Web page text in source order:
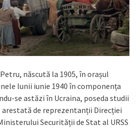
născută la 1905, în orașul
lunii iunie 1940 în componența
se astăzi în Ucraina, poseda studii
arestată de reprezentanții Direcției
Securității de Stat al URSS